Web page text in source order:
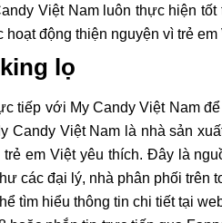
Việt Nam luôn thực hiện
hoạt động thiện nguyện vì trẻ em
lọ
tiếp với My Candy Việt Nam
Candy Việt Nam là nhà sản
em Việt yêu thích. Đây là
các đại lý, nhà phân phối trên
tìm hiểu thông tin chi tiết tại